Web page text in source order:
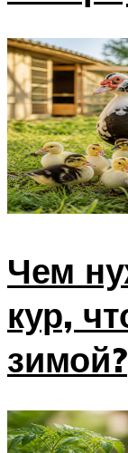
Чем
кур,
зимой?